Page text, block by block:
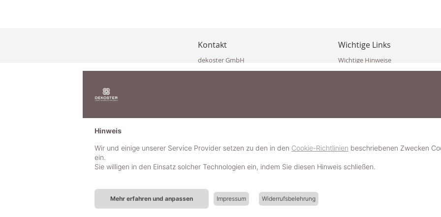
Kontakt
dekoster GmbH
Eisenkappler Str. 10
+43 677 623 47 410 (WhatsApp)
Wichtige Links
Wichtige Hinweise
Häufig gestellte Fragen (FAQ)
Impressum
Schmuckerlebnis / Schmuckparty
Schmuck- & Styleguide werden
Hinweis
Wir und einige unserer Service Provider setzen zu den in den Cookie-Richtlinien beschriebenen Zwecken
ein.
Sie willigen in den Einsatz solcher Technologien ein, indem Sie diesen Hinweis schließen.
Mehr erfahren und anpassen Impressum Widerrufsbelehrung